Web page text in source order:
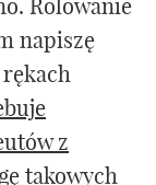
Rolowanie
napiszę
z
takowych